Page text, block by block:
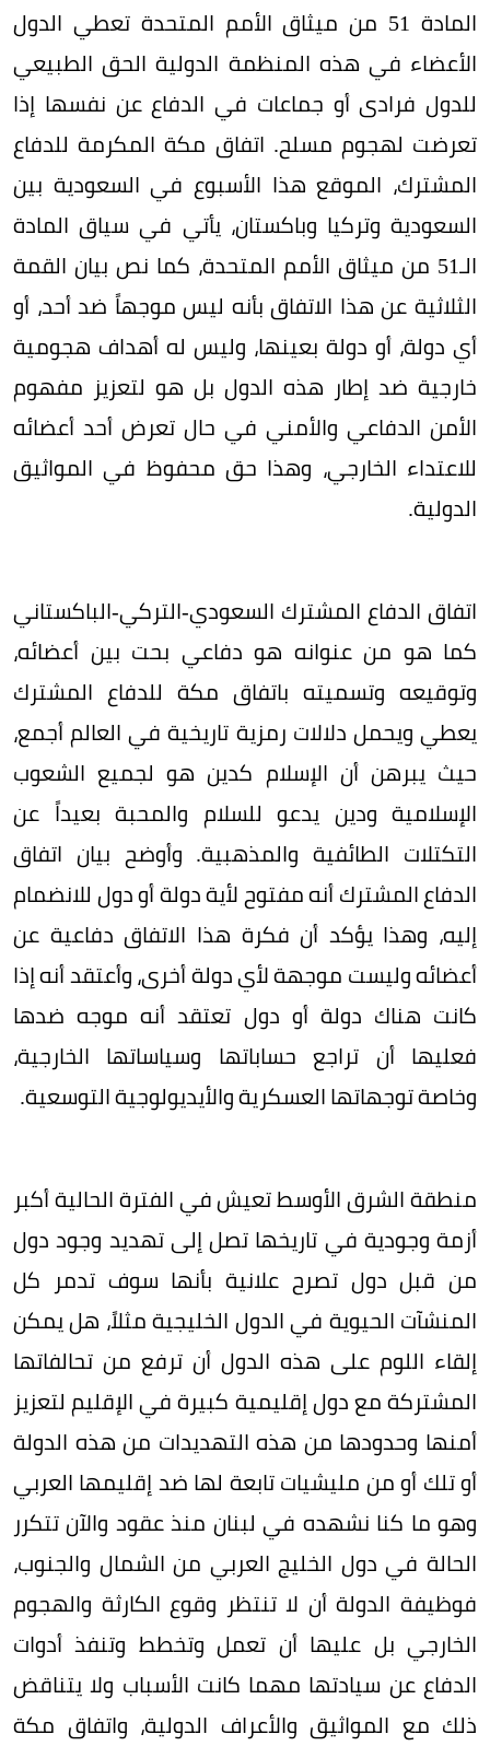
المادة 51 من ميثاق الأمم المتحدة تعطي الدول
الأعضاء في هذه المنظمة الدولية الحق الطبيعي
للدول فرادى أو جماعات في الدفاع عن نفسها إذا
تعرضت لهجوم مسلح. اتفاق مكة المكرمة للدفاع
المشترك، الموقع هذا الأسبوع في السعودية بين
السعودية وتركيا وباكستان، يأتي في سياق المادة
الـ51 من ميثاق الأمم المتحدة، كما نص بيان القمة
الثلاثية عن هذا الاتفاق بأنه ليس موجهاً ضد أحد، أو
أي دولة، أو دولة بعينها، وليس له أهداف هجومية
خارجية ضد إطار هذه الدول بل هو لتعزيز مفهوم
الأمن الدفاعي والأمني في حال تعرض أحد أعضائه
للاعتداء الخارجي، وهذا حق محفوظ في المواثيق
الدولية.
اتفاق الدفاع المشترك السعودي-التركي-الباكستاني
كما هو من عنوانه هو دفاعي بحت بين أعضائه،
وتوقيعه وتسميته باتفاق مكة للدفاع المشترك
يعطي ويحمل دلالات رمزية تاريخية في العالم أجمع،
حيث يبرهن أن الإسلام كدين هو لجميع الشعوب
الإسلامية ودين يدعو للسلام والمحبة بعيداً عن
التكتلات الطائفية والمذهبية. وأوضح بيان اتفاق
الدفاع المشترك أنه مفتوح لأية دولة أو دول للانضمام
إليه، وهذا يؤكد أن فكرة هذا الاتفاق دفاعية عن
أعضائه وليست موجهة لأي دولة أخرى، وأعتقد أنه إذا
كانت هناك دولة أو دول تعتقد أنه موجه ضدها
فعليها أن تراجع حساباتها وسياساتها الخارجية،
وخاصة توجهاتها العسكرية والأيديولوجية التوسعية.
منطقة الشرق الأوسط تعيش في الفترة الحالية أكبر
أزمة وجودية في تاريخها تصل إلى تهديد وجود دول
من قبل دول تصرح علانية بأنها سوف تدمر كل
المنشآت الحيوية في الدول الخليجية مثلاً، هل يمكن
إلقاء اللوم على هذه الدول أن ترفع من تحالفاتها
المشتركة مع دول إقليمية كبيرة في الإقليم لتعزيز
أمنها وحدودها من هذه التهديدات من هذه الدولة
أو تلك أو من مليشيات تابعة لها ضد إقليمها العربي
وهو ما كنا نشهده في لبنان منذ عقود والآن تتكرر
الحالة في دول الخليج العربي من الشمال والجنوب،
فوظيفة الدولة أن لا تنتظر وقوع الكارثة والهجوم
الخارجي بل عليها أن تعمل وتخطط وتنفذ أدوات
الدفاع عن سيادتها مهما كانت الأسباب ولا يتناقض
ذلك مع المواثيق والأعراف الدولية، واتفاق مكة